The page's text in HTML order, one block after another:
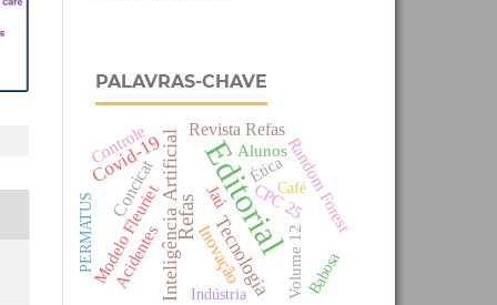
PALAVRAS-CHAVE
Editorial
Refas
Inteligência Artificial Tecnologia
Covid-19
Revista Refas
Inovação
Concicat CPC 25
Jaú
AlunosRandom Forest
Modelo Fleuriet Volume 12
Controle
Ética
Acidentes
Indústria
PERMATUS
Babosa
Café